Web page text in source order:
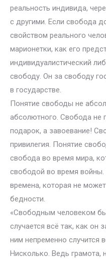
реальность индивида,
с другими. Если свобода
свойством реального
марионетки, как его
индивидуалистический
свободу. Он за свободу
в государстве.
Понятие свободы не
абсолютного. Свобода не
подарок, а завоевание!
привилегия. Понятие
свобода во время мира,
свободой во время войны.
времена, которая не
бедности.
«Свободным человеком
случается всё так, как он
ним непременно случится
Нисколько. Ведь грамота,